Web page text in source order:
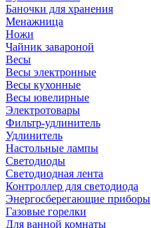
Баночки для хранения
Менажница
Ножи
Чайник завароной
Весы
Весы электронные
Весы кухонные
Весы ювелирные
Электротовары
Фильтр-удлинитель
Удлинитель
Настольные лампы
Светодиоды
Светодиодная лента
Контроллер для светодиода
Энергосберегающие приборы
Газовые горелки
Для ванной комнаты